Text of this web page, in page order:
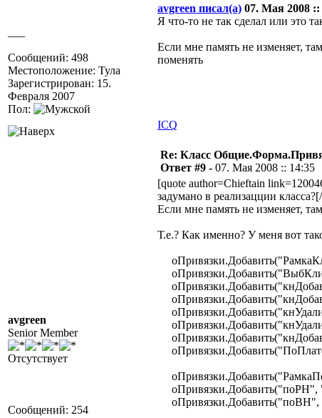
Сообщений: 498
Местоположение: Тула
Зарегистрирован: 15.
Февраля 2007
Пол:
avgreen писал(а) 07. Мая 2008 ::
Я что-то не так сделал или это
Если мне память не изменяет,
поменять
ICQ
avgreen
Senior Member
Отсутствует
Сообщений: 254
Re: Класс
Ответ #9 - 07. Мая 2008 :: 14:35
[quote author=Chieftain
задумано в реализацции
Если мне память не изменяет,
Т.е.? Как именно? У меня вот